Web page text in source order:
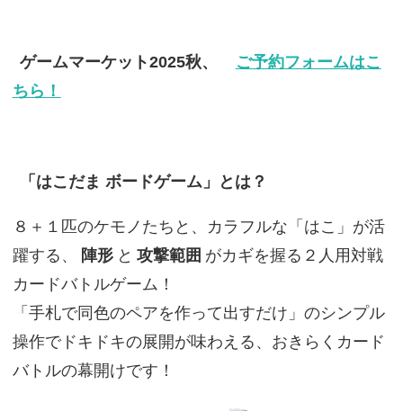
ゲームマーケット2025秋、
ご予約フォームはこ
ちら！
「はこだま ボードゲーム」とは？
８＋１匹のケモノたちと、カラフルな「はこ」が活
躍する、
陣形 と 攻撃範囲 がカギを握る２人用対戦
カードバトルゲーム！
「手札で同色のペアを作って出すだけ」のシンプル
操作でドキドキの展開が味わえる、おきらくカード
バトルの幕開けです！